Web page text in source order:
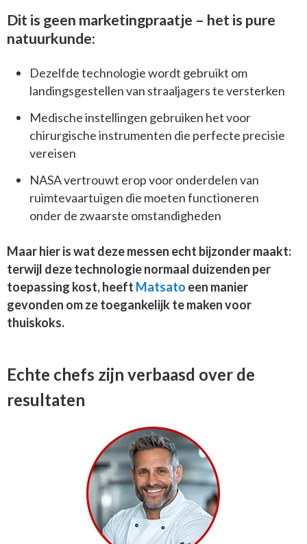
Dit is geen marketingpraatje – het is pure
natuurkunde:
Dezelfde technologie wordt gebruikt om
landingsgestellen van straaljagers te versterken
Medische instellingen gebruiken het voor
chirurgische instrumenten die perfecte precisie
vereisen
NASA vertrouwt erop voor onderdelen van
ruimtevaartuigen die moeten functioneren
onder de zwaarste omstandigheden
Maar hier is wat deze messen echt bijzonder maakt:
terwijl deze technologie normaal duizenden per
toepassing kost, heeft Matsato een manier
gevonden om ze toegankelijk te maken voor
thuiskoks.
Echte chefs zijn verbaasd over de
resultaten